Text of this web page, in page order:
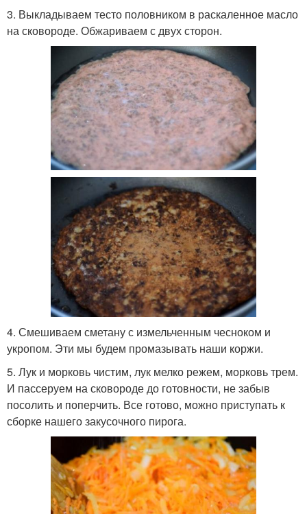
3. Выкладываем тесто половником в раскаленное масло
на сковороде. Обжариваем с двух сторон.
4. Смешиваем сметану с измельченным чесноком и
укропом. Эти мы будем промазывать наши коржи.
5. Лук и морковь чистим, лук мелко режем, морковь трем.
И пассеруем на сковороде до готовности, не забыв
посолить и поперчить. Все готово, можно приступать к
сборке нашего закусочного пирога.